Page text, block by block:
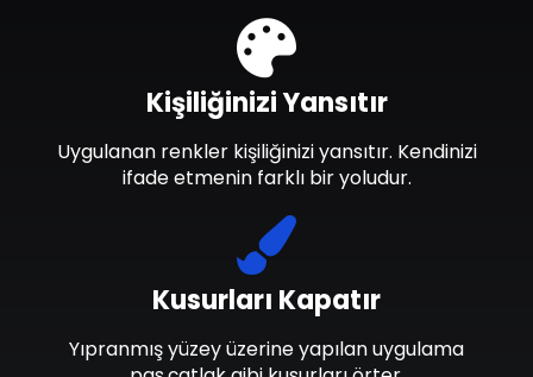
Kusurları Kapatır
Yıpranmış yüzey üzerine yapılan uygulama
Kişiliğinizi Yansıtır
Uygulanan renkler kişiliğinizi yansıtır. Kendinizi
ifade etmenin farklı bir yoludur.